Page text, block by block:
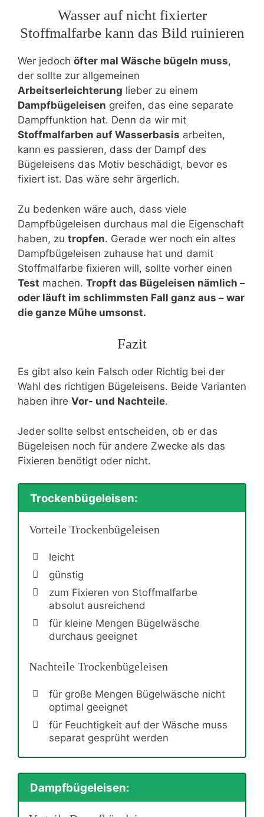
Wasser auf nicht fixierter
Stoffmalfarbe kann das Bild ruinieren
Wer jedoch öfter mal Wäsche bügeln muss,
der sollte zur allgemeinen
Arbeitserleichterung lieber zu einem
Dampfbügeleisen greifen, das eine separate
Dampffunktion hat. Denn da wir mit
Stoffmalfarben auf Wasserbasis arbeiten,
kann es passieren, dass der Dampf des
Bügeleisens das Motiv beschädigt, bevor es
fixiert ist. Das wäre sehr ärgerlich.
Zu bedenken wäre auch, dass viele
Dampfbügeleisen durchaus mal die Eigenschaft
haben, zu tropfen. Gerade wer noch ein altes
Dampfbügeleisen zuhause hat und damit
Stoffmalfarbe fixieren will, sollte vorher einen
Test machen. Tropft das Bügeleisen nämlich –
oder läuft im schlimmsten Fall ganz aus – war
die ganze Mühe umsonst.
Fazit
Es gibt also kein Falsch oder Richtig bei der
Wahl des richtigen Bügeleisens. Beide Varianten
haben ihre Vor- und Nachteile.
Jeder sollte selbst entscheiden, ob er das
Bügeleisen noch für andere Zwecke als das
Fixieren benötigt oder nicht.
Trockenbügeleisen:
Vorteile Trockenbügeleisen
leicht
günstig
zum Fixieren von Stoffmalfarbe
absolut ausreichend
für kleine Mengen Bügelwäsche
durchaus geeignet
Nachteile Trockenbügeleisen
für große Mengen Bügelwäsche nicht
optimal geeignet
für Feuchtigkeit auf der Wäsche muss
separat gesprüht werden
Dampfbügeleisen: